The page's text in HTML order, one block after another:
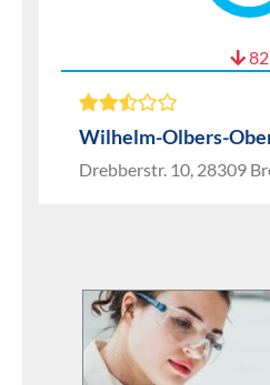
82
Wilhelm-Olbers-
Drebberstr. 10, 28309